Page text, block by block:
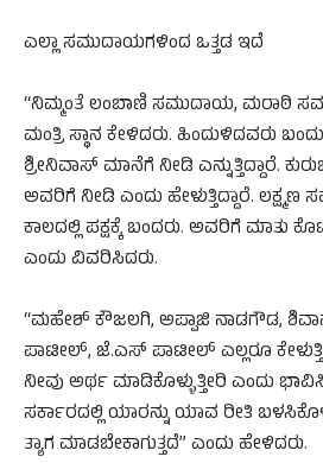
ಎಲ್ಲಾ ಸಮುದಾಯಗಳಿಂದ ಒತ್ತಡ ಇದೆ
“ನಿಮ್ಮಂತೆ ಲಂಬಾಣಿ ಸಮುದಾಯ, ಮರಾಠಿ
ಮಂತ್ರಿ ಸ್ಥಾನ ಕೇಳಿದರು. ಹಿಂದುಳಿದವರು
ಶ್ರೀನಿವಾಸ್ ಮಾನೆಗೆ ನೀಡಿ ಎನ್ನುತ್ತಿದ್ದಾರೆ.
ಅವರಿಗೆ ನೀಡಿ ಎಂದು ಹೇಳುತ್ತಿದ್ದಾರೆ. ಲಕ್ಷ್ಮಣ
ಕಾಲದಲ್ಲಿ ಪಕ್ಷಕ್ಕೆ ಬಂದರು. ಅವರಿಗೆ ಮಾತು
ಎಂದು ವಿವರಿಸಿದರು.
“ಮಹೇಶ್ ಕೌಜಲಗಿ, ಅಪ್ಪಾಜಿ ನಾಡಗೌಡ,
ಪಾಟೀಲ್, ಜೆ.ಎಸ್ ಪಾಟೀಲ್ ಎಲ್ಲರೂ
ನೀವು ಅರ್ಥ ಮಾಡಿಕೊಳ್ಳುತ್ತೀರಿ ಎಂದು
ಸರ್ಕಾರದಲ್ಲಿ ಯಾರನ್ನು ಯಾವ ರೀತಿ
ತ್ಯಾಗ ಮಾಡಬೇಕಾಗುತ್ತದೆ” ಎಂದು ಹೇಳಿದರು.